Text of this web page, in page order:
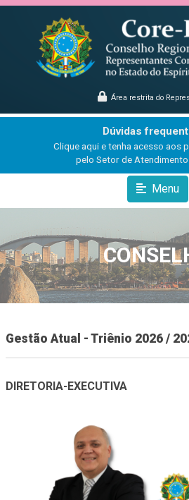
Área restrita do
Dúvidas
Clique aqui e tenha acesso aos
pelo Setor de Atendimento
Menu
Gestão Atual - Triênio 2026 /
DIRETORIA-EXECUTIVA